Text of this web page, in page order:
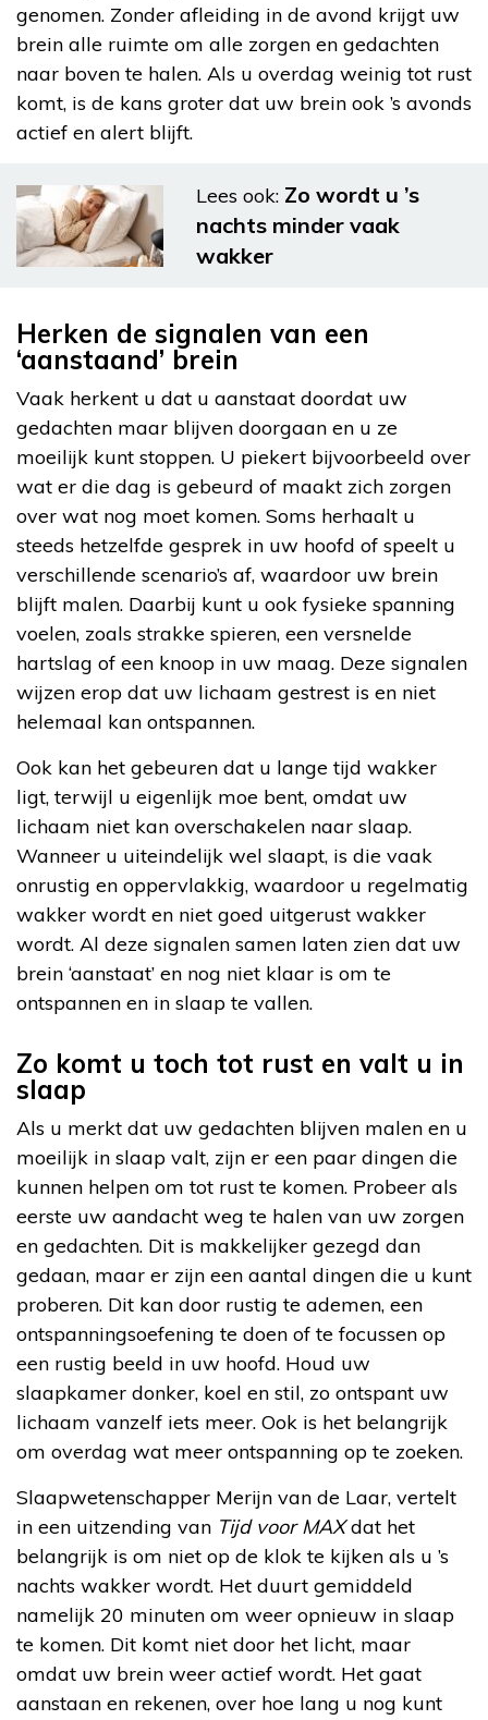
genomen. Zonder afleiding in de avond krijgt uw
brein alle ruimte om alle zorgen en gedachten
naar boven te halen. Als u overdag weinig tot rust
komt, is de kans groter dat uw brein ook ’s avonds
actief en alert blijft.
Lees ook: Zo wordt u ’s
nachts minder vaak
wakker
Herken de signalen van een
‘aanstaand’ brein
Vaak herkent u dat u aanstaat doordat uw
gedachten maar blijven doorgaan en u ze
moeilijk kunt stoppen. U piekert bijvoorbeeld over
wat er die dag is gebeurd of maakt zich zorgen
over wat nog moet komen. Soms herhaalt u
steeds hetzelfde gesprek in uw hoofd of speelt u
verschillende scenario’s af, waardoor uw brein
blijft malen. Daarbij kunt u ook fysieke spanning
voelen, zoals strakke spieren, een versnelde
hartslag of een knoop in uw maag. Deze signalen
wijzen erop dat uw lichaam gestrest is en niet
helemaal kan ontspannen.
Ook kan het gebeuren dat u lange tijd wakker
ligt, terwijl u eigenlijk moe bent, omdat uw
lichaam niet kan overschakelen naar slaap.
Wanneer u uiteindelijk wel slaapt, is die vaak
onrustig en oppervlakkig, waardoor u regelmatig
wakker wordt en niet goed uitgerust wakker
wordt. Al deze signalen samen laten zien dat uw
brein ‘aanstaat’ en nog niet klaar is om te
ontspannen en in slaap te vallen.
Zo komt u toch tot rust en valt u in
slaap
Als u merkt dat uw gedachten blijven malen en u
moeilijk in slaap valt, zijn er een paar dingen die
kunnen helpen om tot rust te komen. Probeer als
eerste uw aandacht weg te halen van uw zorgen
en gedachten. Dit is makkelijker gezegd dan
gedaan, maar er zijn een aantal dingen die u kunt
proberen. Dit kan door rustig te ademen, een
ontspanningsoefening te doen of te focussen op
een rustig beeld in uw hoofd. Houd uw
slaapkamer donker, koel en stil, zo ontspant uw
lichaam vanzelf iets meer. Ook is het belangrijk
om overdag wat meer ontspanning op te zoeken.
Slaapwetenschapper Merijn van de Laar, vertelt
in een uitzending van Tijd voor MAXdat het
belangrijk is om niet op de klok te kijken als u ’s
nachts wakker wordt. Het duurt gemiddeld
namelijk 20 minuten om weer opnieuw in slaap
te komen. Dit komt niet door het licht, maar
omdat uw brein weer actief wordt. Het gaat
aanstaan en rekenen, over hoe lang u nog kunt